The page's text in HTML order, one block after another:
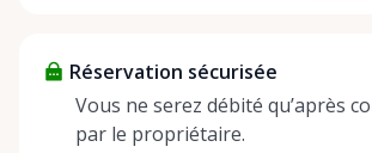
helping people enjoy more for less
positive impact on the environment. By choosing to
share instead of buy, we’re all doing
Réservation sécurisée
Vous ne serez débité qu’après
par le propriétaire.